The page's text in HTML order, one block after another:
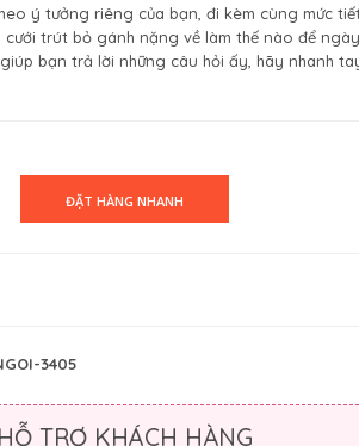
ý tưởng riêng của bạn, đi kèm cùng mức tiết
cưới trút bỏ gánh nặng về làm thế nào để
bạn trả lời những câu hỏi ấy, hãy nhanh
3405
HỖ TRỢ KHÁCH HÀNG